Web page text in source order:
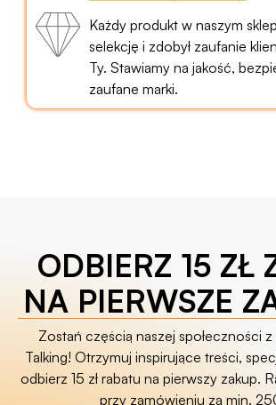
Każdy produkt w naszym
selekcję i zdobył zaufanie
Ty. Stawiamy na jakość,
zaufane marki.
ODBIERZ 15 ZŁ
NA PIERWSZE
Zostań częścią naszej społeczności
Talking! Otrzymuj inspirujące treści,
odbierz 15 zł rabatu na pierwszy zakup.
przy zamówieniu za min.